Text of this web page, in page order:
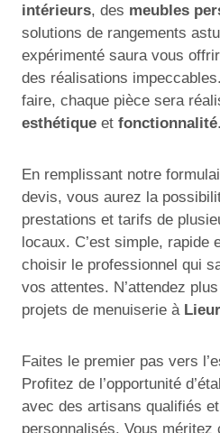
intérieurs, des meubles
solutions de rangements
expérimenté saura vous
des réalisations
faire, chaque pièce sera
esthétique et fonctionnalité.
En remplissant notre
devis, vous aurez la
prestations et tarifs de
locaux. C’est simple, rapide
choisir le professionnel qui
vos attentes. N’attendez
projets de menuiserie à
Faites le premier pas vers
Profitez de l’opportunité
avec des artisans qualifiés
personnalisés. Vous méritez